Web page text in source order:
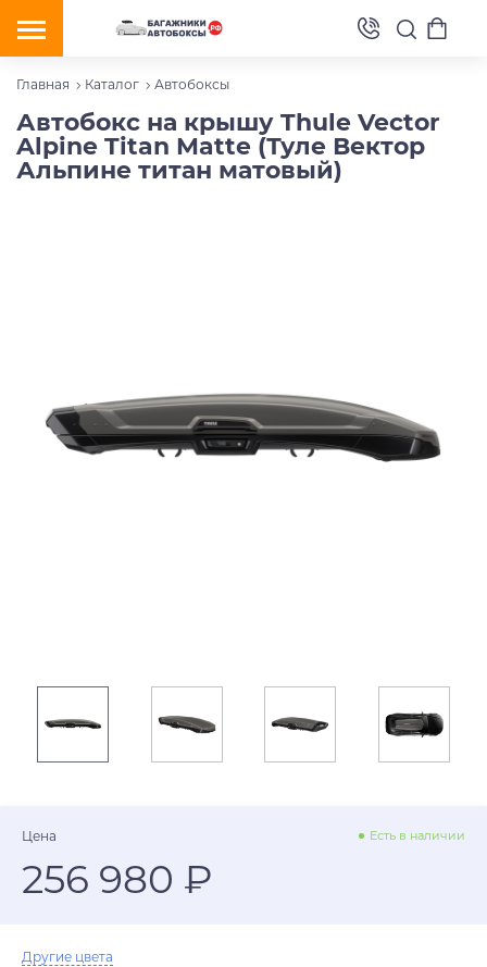
Главная Каталог Автобоксы
Автобокс на крышу Thule Vector
Alpine Titan Matte (Туле Вектор
Альпине титан матовый)
Цена Есть в наличии
256 980 ₽
Другие цвета